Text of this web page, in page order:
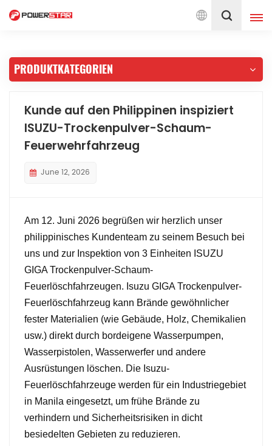
Service Deutsch
English
italiano español
Melayu ไทย
Tiếng Việt
中文 қазақ
Filipino မြန်မာ
српски
PRODUKTKATEGORIEN
Kunde auf den Philippinen inspiziert
ISUZU-Trockenpulver-Schaum-
Feuerwehrfahrzeug
June 12, 2026
Am 12. Juni 2026 begrüßen wir herzlich unser
philippinisches Kundenteam zu seinem Besuch bei
uns und zur Inspektion von 3 Einheiten ISUZU
GIGA Trockenpulver-Schaum-
Feuerlöschfahrzeugen. Isuzu GIGA Trockenpulver-
Feuerlöschfahrzeug kann Brände gewöhnlicher
fester Materialien (wie Gebäude, Holz, Chemikalien
usw.) direkt durch bordeigene Wasserpumpen,
Wasserpistolen, Wasserwerfer und andere
Ausrüstungen löschen. Die Isuzu-
Feuerlöschfahrzeuge werden für ein Industriegebiet
in Manila eingesetzt, um frühe Brände zu
verhindern und Sicherheitsrisiken in dicht
besiedelten Gebieten zu reduzieren‌.